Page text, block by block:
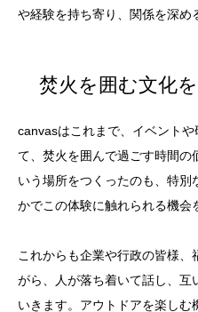
や経験を持ち寄り、関係を深め
焚火を囲む文化
canvasはこれまで、イベント
て、焚火を囲んで過ごす時間の
いう場所をつくったのも、特
かでこの体験に触れられる機会
これからも企業や行政の皆様
がら、人が落ち着いて話し、互
いきます。アウトドアを楽し